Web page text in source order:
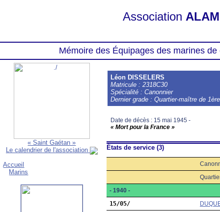
Association
Mémoire des Équipages des marines
« Saint Gaétan »
Le calendrier de l'association
Accueil
Marins
Léon DISSELERS
Matricule : 2318C30
Spécialité : Canonnier
Dernier grade : Quartier-maître de
Date de décès : 15 mai 1945 -
« Mort pour la France »
États de service (3)
- 1940 -
15/05/